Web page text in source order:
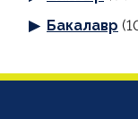
ДИПЛОМНІ
Бакалавр